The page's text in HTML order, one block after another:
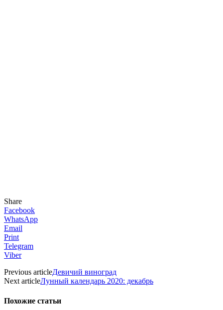
Share
Facebook
WhatsApp
Email
Print
Telegram
Viber
Previous articleДевичий виноград
Next articleЛунный календарь 2020: декабрь
Похожие статьи